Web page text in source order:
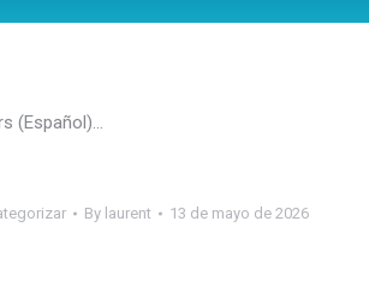
(Español)…
By laurent 13 de mayo de 2026